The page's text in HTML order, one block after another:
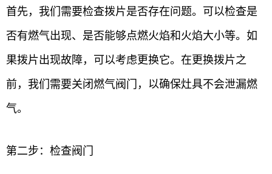
首先，我们需要检查拨片是否存在问题。可以检查是
否有燃气出现、是否能够点燃火焰和火焰大小等。如
果拨片出现故障，可以考虑更换它。在更换拨片之
前，我们需要关闭燃气阀门，以确保灶具不会泄漏燃
气。
第二步：检查阀门